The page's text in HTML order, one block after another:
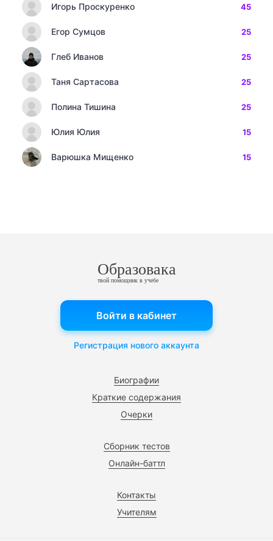
Игорь Проскуренко 45
Егор Сумцов 25
Глеб Иванов 25
Таня Сартасова 25
Полина Тишина 25
Юлия Юлия 15
Варюшка Мищенко 15
Образовака
твой помощник в учебе
Биографии
Краткие содержания
Очерки
Сборник тестов
Онлайн-баттл
Контакты
Учителям
Войти в кабинет
Регистрация нового аккаунта